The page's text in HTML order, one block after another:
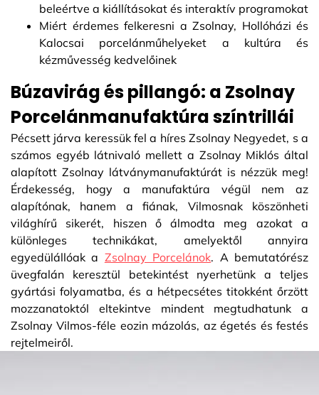
beleértve a kiállításokat és interaktív programokat
Miért érdemes felkeresni a Zsolnay, Hollóházi és
Kalocsai porcelánműhelyeket a kultúra és
kézművesség kedvelőinek
Búzavirág és pillangó: a Zsolnay
Porcelánmanufaktúra színtrillái
Pécsett járva keressük fel a híres Zsolnay Negyedet, s a
számos egyéb látnivaló mellett a Zsolnay Miklós által
alapított Zsolnay látványmanufaktúrát is nézzük meg!
Érdekesség, hogy a manufaktúra végül nem az
alapítónak, hanem a fiának, Vilmosnak köszönheti
világhírű sikerét, hiszen ő álmodta meg azokat a
különleges technikákat, amelyektől annyira
egyedülállóak a Zsolnay Porcelánok. A bemutatórész
üvegfalán keresztül betekintést nyerhetünk a teljes
gyártási folyamatba, és a hétpecsétes titokként őrzött
mozzanatoktól eltekintve mindent megtudhatunk a
Zsolnay Vilmos-féle eozin mázolás, az égetés és festés
rejtelmeiről.